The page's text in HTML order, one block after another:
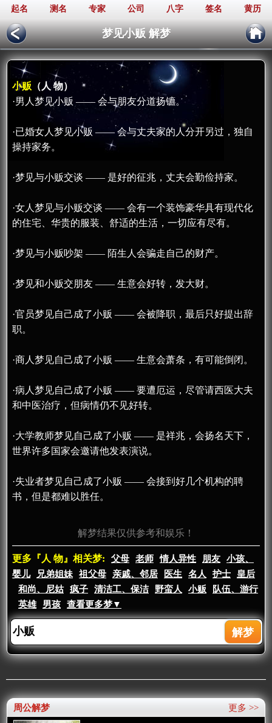
起名 测名 专家 公司 八字 签名 黄历
梦见小贩 解梦
小贩 （人 物）
·男人梦见小贩 —— 会与朋友分道扬镳。
·已婚女人梦见小贩 —— 会与丈夫家的人分开另过，独自
操持家务。
·梦见与小贩交谈 —— 是好的征兆，丈夫会勤俭持家。
·女人梦见与小贩交谈 —— 会有一个装饰豪华具有现代化
的住宅、华贵的服装、舒适的生活，一切应有尽有。
·梦见与小贩吵架 —— 陌生人会骗走自己的财产。
·梦见和小贩交朋友 —— 生意会好转，发大财。
·官员梦见自己成了小贩 —— 会被降职，最后只好提出辞
职。
·商人梦见自己成了小贩 —— 生意会萧条，有可能倒闭。
·病人梦见自己成了小贩 —— 要遭厄运，尽管请西医大夫
和中医治疗，但病情仍不见好转。
·大学教师梦见自己成了小贩 —— 是祥兆，会扬名天下，
世界许多国家会邀请他发表演说。
·失业者梦见自己成了小贩 —— 会接到好几个机构的聘
书，但是都难以胜任。
解梦结果仅供参考和娱乐！
更多『人 物』相关梦: 父母 老师 情人异性 朋友
小孩、
婴儿
兄弟姐妹 祖父母 亲戚、邻居 医生 名人 护士
皇后
和尚、尼姑
疯子 清洁工、保洁 野蛮人 小贩
队伍、游行
英雄
男孩 查看更多梦▼
更多 >>
周公解梦